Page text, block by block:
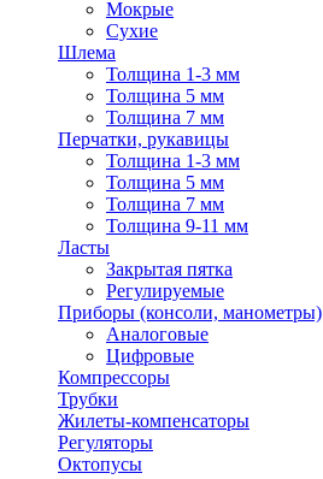
Мокрые
Сухие
Шлема
Толщина 1-3 мм
Толщина 5 мм
Толщина 7 мм
Перчатки, рукавицы
Толщина 1-3 мм
Толщина 5 мм
Толщина 7 мм
Толщина 9-11 мм
Ласты
Закрытая пятка
Регулируемые
Приборы (консоли, манометры)
Аналоговые
Цифровые
Компрессоры
Трубки
Жилеты-компенсаторы
Регуляторы
Октопусы